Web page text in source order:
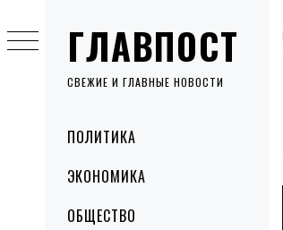
ГЛАВПОСТ
СВЕЖИЕ И ГЛАВНЫЕ НОВОСТИ
MenuПОЛИТИКА
ЭКОНОМИКА
ОБЩЕСТВО
to
content